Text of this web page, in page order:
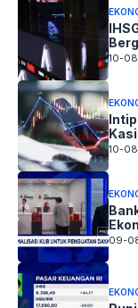
10-
10-
09-